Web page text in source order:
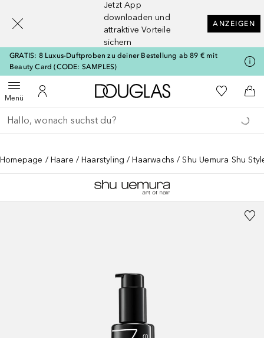
Jetzt App
downloaden und
attraktive Vorteile
sichern
ANZEIGEN
GRATIS: 8 Luxus-Duftproben zu deiner Bestellung ab 89 € mit
Beauty Card (CODE: SAMPLES)
MenüMenü öffnenZu Meinem Kundenkonto
Zur Douglas Startseite
Zu Meiner
Gehe zurück
Suche ausführen
Homepage Haare Haarstyling Haarwachs Shu Uemura Shu
[navigation.slideout.screenreader]